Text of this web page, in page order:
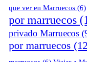
que ver en Marruecos (6)
por marruecos
privado Marruecos
por marruecos